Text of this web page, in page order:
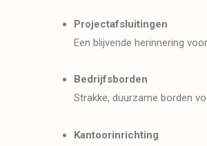
Projectafsluitingen
Een blijvende herinnering
Bedrijfsborden
Strakke, duurzame borden
Kantoorinrichting